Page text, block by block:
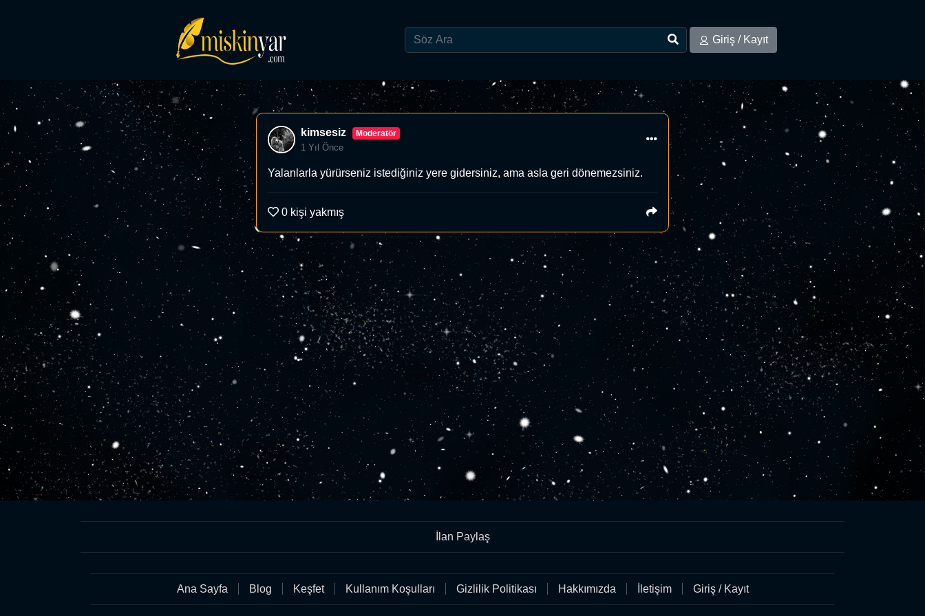
Giriş / Kayıt
kimsesiz Moderatör
1 Yıl Önce
Yalanlarla yürürseniz istediğiniz yere gidersiniz, ama asla geri dönemezsiniz.
0 kişi yakmış
İlan Paylaş
Ana Sayfa Blog Keşfet Kullanım Koşulları Gizlilik Politikası Hakkımızda İletişim Giriş / Kayıt